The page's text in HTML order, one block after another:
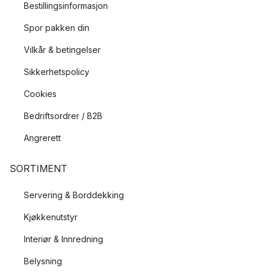
Bestillingsinformasjon
Spor pakken din
Vilkår & betingelser
Sikkerhetspolicy
Cookies
Bedriftsordrer / B2B
Angrerett
SORTIMENT
Servering & Borddekking
Kjøkkenutstyr
Interiør & Innredning
Belysning